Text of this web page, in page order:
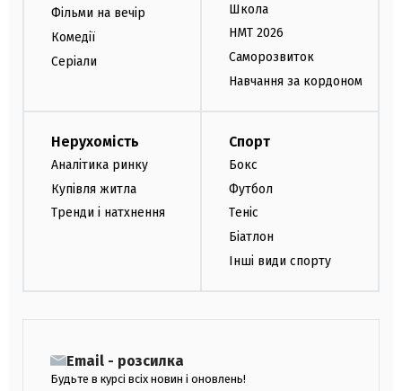
Фільми на вечір
Комедії
Серіали
Школа
НМТ 2026
Саморозвиток
Навчання за кордоном
Нерухомість
Аналітика ринку
Купівля житла
Тренди і натхнення
Спорт
Бокс
Футбол
Теніс
Біатлон
Інші види спорту
Email - розсилка
Будьте в курсі всіх новин і оновлень!